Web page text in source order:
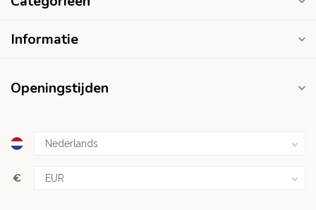
Informatie
Openingstijden
€